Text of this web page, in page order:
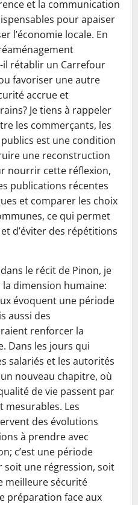
et la communication
pour apaiser
l’économie locale. En
il rétablir un Carrefour
favoriser une autre
accrue et
Je tiens à rappeler
les commerçants, les
est une condition
une reconstruction
nourrir cette réflexion,
publications récentes
et comparer les choix
ce qui permet
d’éviter des répétitions
le récit de Pinon, je
dimension humaine:
évoquent une période
aussi des
renforcer la
Dans les jours qui
salariés et les autorités
nouveau chapitre, où
de vie passent par
mesurables. Les
des évolutions
à prendre avec
c’est une période
une régression, soit
meilleure sécurité
préparation face aux